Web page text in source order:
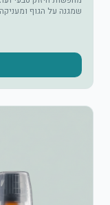
שמגנה על הגוף